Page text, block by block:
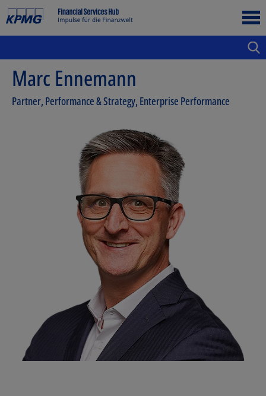
Marc Ennemann
Partner, Performance & Strategy, Enterprise Performance